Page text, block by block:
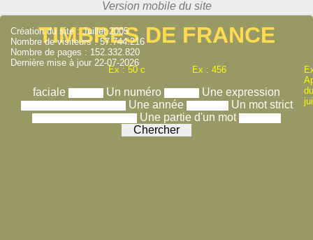
TIMBRES DE FRANCE
Ex : 50 c Ex : 456
faciale Un numéro
Une expression
Une année
Un mot strict
Une partie d'un mot
Création du site : Juillet 2005
Nombre de visiteurs : 57.744.216
Nombre de pages : 152.332.820
Dernière mise à jour 22-07-2026